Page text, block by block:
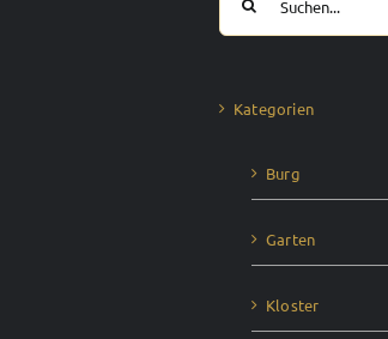
nach:
Kategorien
Burg
Garten
Kloster